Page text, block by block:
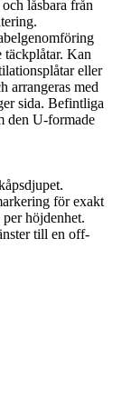
låsbara från
täckplåtar. Kan
eller
arrangeras med
sida. Befintliga
den U-formade
för exakt
höjdenhet.
till en off-